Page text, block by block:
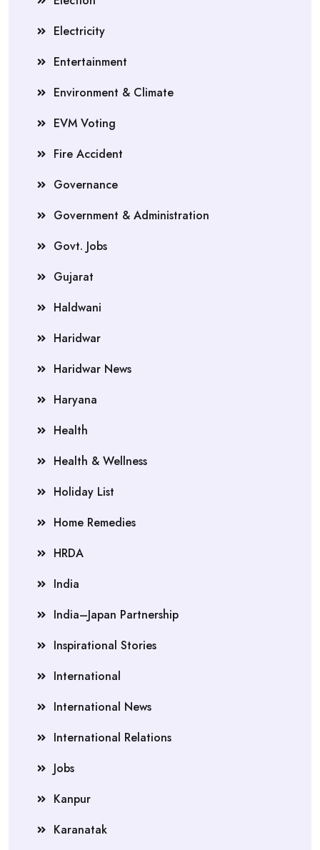
Electricity
Entertainment
Environment & Climate
EVM Voting
Fire Accident
Governance
Government & Administration
Govt. Jobs
Gujarat
Haldwani
Haridwar
Haridwar News
Haryana
Health
Health & Wellness
Holiday List
Home Remedies
HRDA
India
India–Japan Partnership
Inspirational Stories
International
International News
International Relations
Jobs
Kanpur
Karanatak